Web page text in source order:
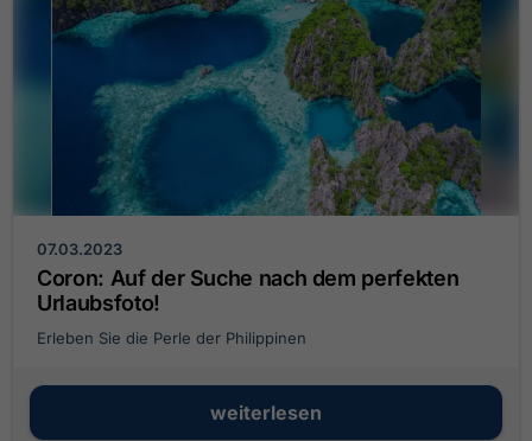
07.03.2023
Coron: Auf der Suche nach dem perfekten
Urlaubsfoto!
Erleben Sie die Perle der Philippinen
weiterlesen